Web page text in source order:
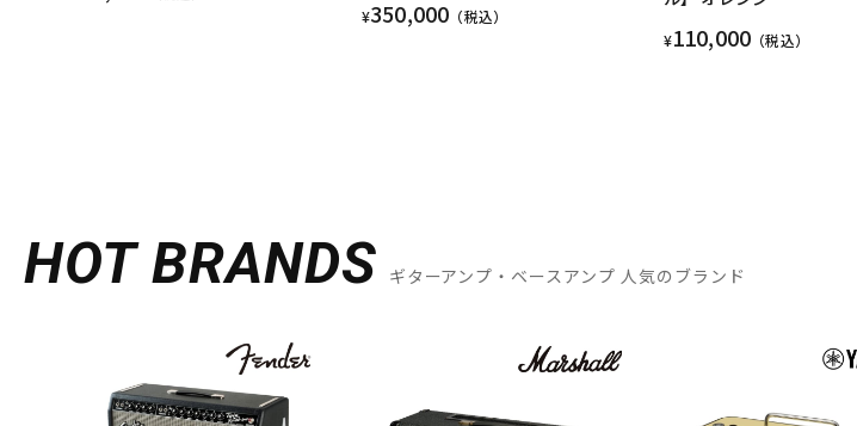
¥350,000 （税込）
¥110,000 （税込）
HOT BRANDS ギターアンプ・ベースアンプ 人気のブランド